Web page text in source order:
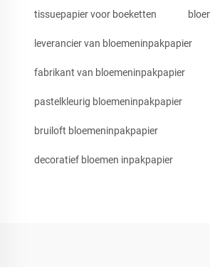
tissuepapier voor boeketten
leverancier van bloemeninpakpapier
fabrikant van bloemeninpakpapier
pastelkleurig bloemeninpakpapier
bruiloft bloemeninpakpapier
decoratief bloemen inpakpapier